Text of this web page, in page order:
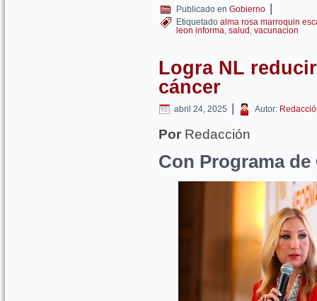
Publicado en Gobierno |
Etiquetado alma rosa marroquin
leon informa, salud , vacunacion
Logra NL
cáncer
abril 24, 2025 | Autor:
Por Redacción
Con Programa